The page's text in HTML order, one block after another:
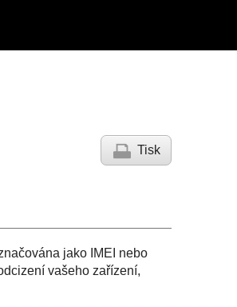
Tisk
jako IMEI nebo
vašeho zařízení,